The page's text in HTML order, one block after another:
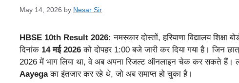
May 14, 2026 by Nesar Sir
HBSE 10th Result 2026: नमस्कार दोस्तों, हरियाणा विद्यालय शिक्षा
दिनांक 14 मई 2026 को दोपहर 1:00 बजे जारी कर दिया गया है। जिन
2026 में भाग लिया था, वे अब अपना रिजल्ट ऑनलाइन चेक कर सकते हैं।
Aayegaका इंतजार कर रहे थे, जो अब समाप्त हो चुका है।